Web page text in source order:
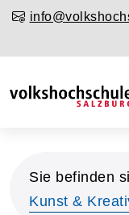
Sie befinden
Kunst &